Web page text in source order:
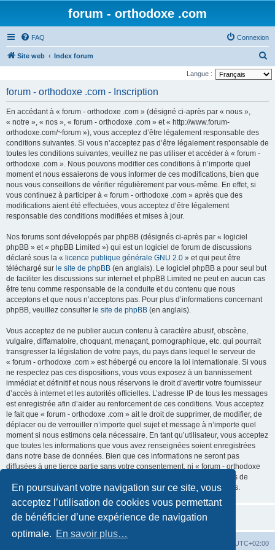
En poursuivant votre navigation sur ce site, vous
acceptez l’utilisation de cookies vous permettant
de bénéficier d’une expérience de navigation
optimale. En savoir plus…
forum - orthodoxe .com
FAQ Connexion
Site web Index forum
e
Langue :
forum - orthodoxe .com - Inscription
En accédant à « forum - orthodoxe .com » (désigné ci-après par « nous »,
« notre », « nos », « forum - orthodoxe .com » et « http://www.forum-
orthodoxe.com/~forum »), vous acceptez d’être légalement responsable des
conditions suivantes. Si vous n’acceptez pas d’être légalement responsable de
toutes les conditions suivantes, veuillez ne pas utiliser et accéder à « forum -
orthodoxe .com ». Nous pouvons modifier ces conditions à n’importe quel
moment et nous essaierons de vous informer de ces modifications, bien que
nous vous conseillons de vérifier régulièrement par vous-même. En effet, si
vous continuez à participer à « forum - orthodoxe .com » après que des
modifications aient été effectuées, vous acceptez d’être légalement
responsable des conditions modifiées et mises à jour.
Nos forums sont développés par phpBB (désignés ci-après par « logiciel
phpBB » et « phpBB Limited ») qui est un logiciel de forum de discussions
déclaré sous la « licence publique générale GNU 2.0 » et qui peut être
téléchargé sur le site de phpBB (en anglais). Le logiciel phpBB a pour seul but
de faciliter les discussions sur internet et phpBB Limited ne peut en aucun cas
être tenu comme responsable de la conduite et du contenu que nous
acceptons et que nous n’acceptons pas. Pour plus d’informations concernant
phpBB, veuillez consulter le site de phpBB (en anglais).
Vous acceptez de ne publier aucun contenu à caractère abusif, obscène,
vulgaire, diffamatoire, choquant, menaçant, pornographique, etc. qui pourrait
transgresser la législation de votre pays, du pays dans lequel le serveur de
« forum - orthodoxe .com » est hébergé ou encore la loi internationale. Si vous
ne respectez pas ces dispositions, vous vous exposez à un bannissement
immédiat et définitif et nous nous réservons le droit d’avertir votre fournisseur
d’accès à internet et les autorités officielles. L’adresse IP de tous les messages
est enregistrée afin d’aider au renforcement de ces conditions. Vous acceptez
le fait que « forum - orthodoxe .com » ait le droit de supprimer, de modifier, de
déplacer ou de verrouiller n’importe quel sujet et message à n’importe quel
moment si nous estimons cela nécessaire. En tant qu’utilisateur, vous acceptez
que toutes les informations que vous avez renseignées soient enregistrées
dans notre base de données. Bien que ces informations ne seront pas
diffusées à une tierce partie sans votre consentement, ni « forum - orthodoxe
.com », ni phpBB, ne pourront être tenus comme responsables en cas de
tentative de piratage informatique visant à compromettre vos données.
UTC+02:00